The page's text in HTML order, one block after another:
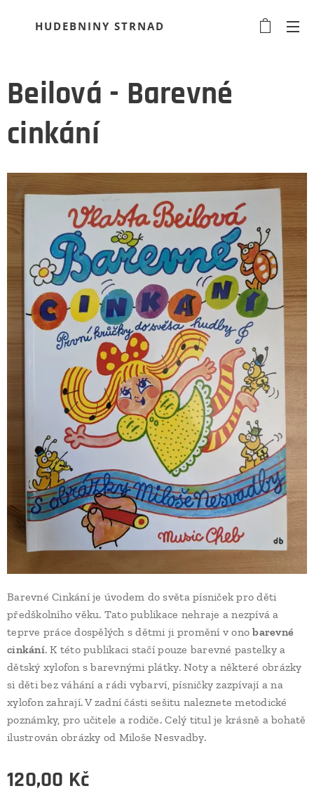
HUDEBNINY STRNAD
Beilová - Barevné
cinkání
Barevné Cinkání je úvodem do světa písniček pro děti
předškolního věku. Tato publikace nehraje a nezpívá a
teprve práce dospělých s dětmi ji promění v onobarevné
cinkání. K této publikaci stačí pouze barevné pastelky a
dětský xylofon s barevnými plátky. Noty a některé obrázky
si děti bez váhání a rádi vybarví, písničky zazpívají a na
xylofon zahrají. V zadní části sešitu naleznete metodické
poznámky, pro učitele a rodiče. Celý titul je krásně a bohatě
ilustrován obrázky od Miloše Nesvadby.
120,00 Kč